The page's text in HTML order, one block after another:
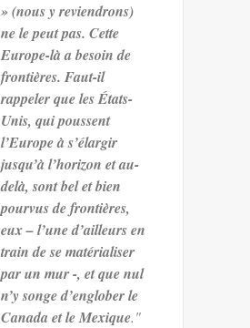
» (nous y reviendrons)
ne le peut pas. Cette
Europe-là a besoin de
frontières. Faut-il
rappeler que les États-
Unis, qui poussent
l’Europe à s’élargir
jusqu’à l’horizon et au-
delà, sont bel et bien
pourvus de frontières,
eux – l’une d’ailleurs en
train de se matérialiser
par un mur -, et que nul
n’y songe d’englober le
Canada et le Mexique."